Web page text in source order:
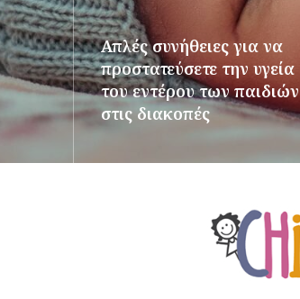
Απλές συνήθειες για να
προστατεύσετε την υγεία
του εντέρου των παιδιών
στις διακοπές